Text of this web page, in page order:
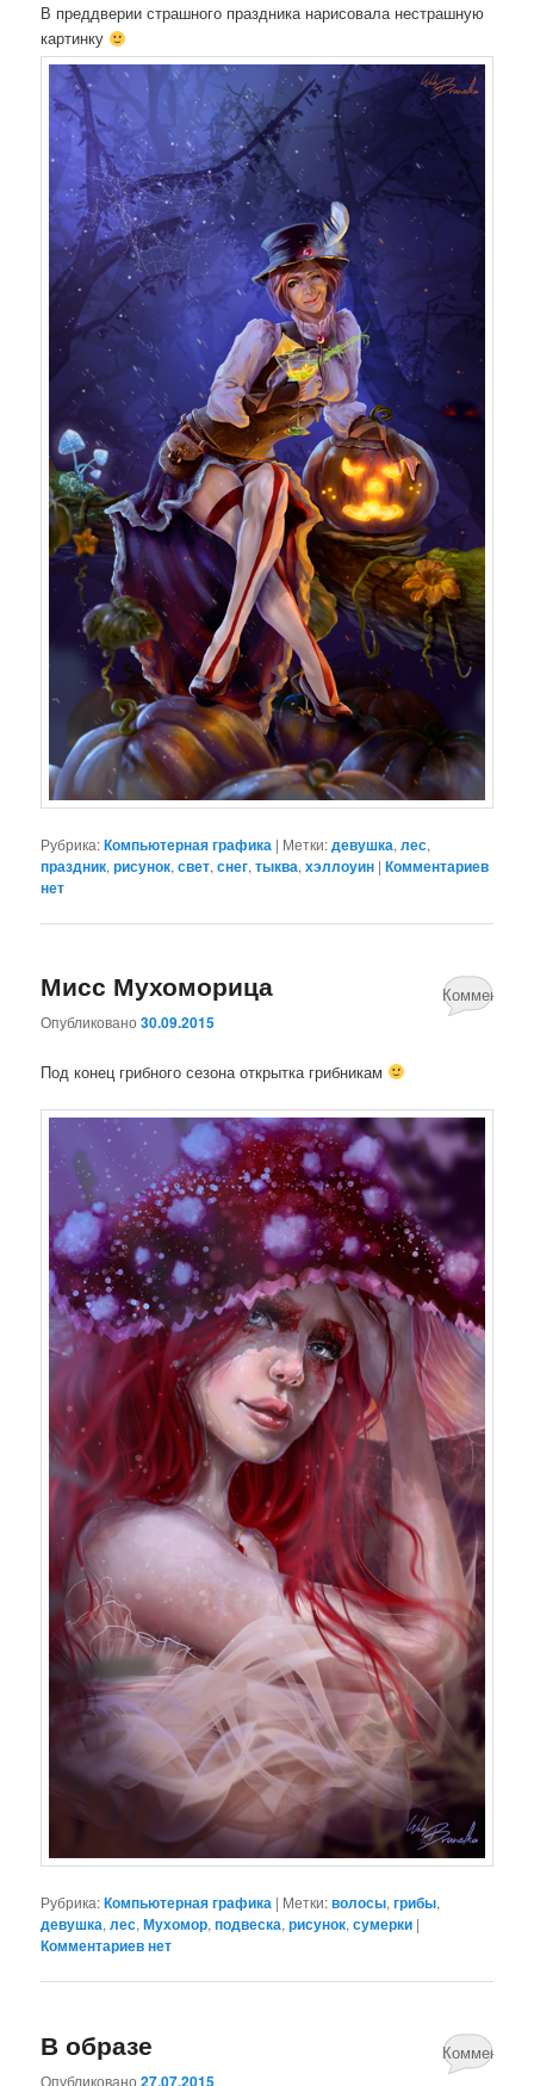
В преддверии страшного праздника нарисовала нестрашную
картинку
Рубрика:Компьютерная графика | Метки:девушка,лес,
праздник,рисунок,свет,снег,тыква,хэллоуин |Комментариев
нет
Мисс Мухоморица
Опубликовано30.09.2015
Под конец грибного сезона открытка грибникам
Рубрика:Компьютерная графика | Метки:волосы,грибы,
девушка,лес,Мухомор,подвеска,рисунок,сумерки |
Комментариев нет
В образе
Опубликовано27.07.2015